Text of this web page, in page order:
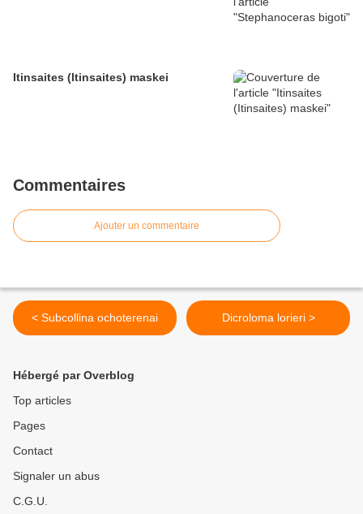
Itinsaites (Itinsaites) maskei
Commentaires
Ajouter un commentaire
< Subcollina ochoterenai Dicroloma lorieri >
Hébergé par Overblog
Top articles
Pages
Contact
Signaler un abus
C.G.U.